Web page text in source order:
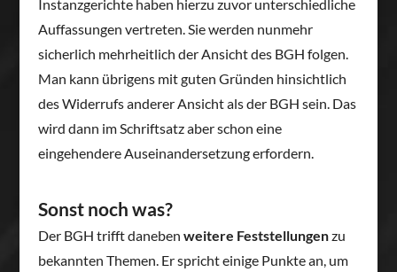
Instanzgerichte haben hierzu zuvor unterschiedliche
Auffassungen vertreten. Sie werden nunmehr
sicherlich mehrheitlich der Ansicht des BGH folgen.
Man kann übrigens mit guten Gründen hinsichtlich
des Widerrufs anderer Ansicht als der BGH sein. Das
wird dann im Schriftsatz aber schon eine
eingehendere Auseinandersetzung erfordern.
Sonst noch was?
Der BGH trifft daneben weitere Feststellungenzu
bekannten Themen. Er spricht einige Punkte an, um